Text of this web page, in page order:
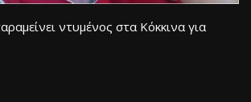
ντυμένος στα Κόκκινα για